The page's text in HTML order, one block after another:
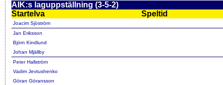
AIK:s laguppställning (3-5-2)
Startelva
Speltid
Joacim Sjöström
Jan Eriksson
Björn Kindlund
Johan Mjällby
Peter Hallström
Vadim Jevtushenko
Göran Göransson